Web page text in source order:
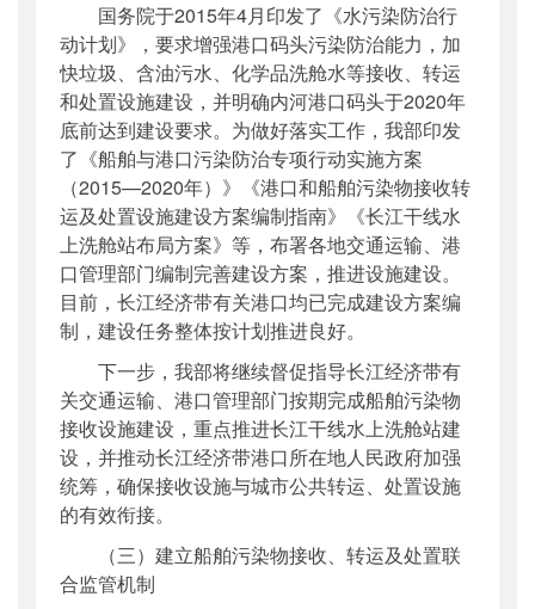
国务院于2015年4月印发了《水污染防治行
动计划》，要求增强港口码头污染防治能力，加
快垃圾、含油污水、化学品洗舱水等接收、转运
和处置设施建设，并明确内河港口码头于2020年
底前达到建设要求。为做好落实工作，我部印发
了《船舶与港口污染防治专项行动实施方案
（2015—2020年）》《港口和船舶污染物接收转
运及处置设施建设方案编制指南》《长江干线水
上洗舱站布局方案》等，布署各地交通运输、港
口管理部门编制完善建设方案，推进设施建设。
目前，长江经济带有关港口均已完成建设方案编
制，建设任务整体按计划推进良好。
下一步，我部将继续督促指导长江经济带有
关交通运输、港口管理部门按期完成船舶污染物
接收设施建设，重点推进长江干线水上洗舱站建
设，并推动长江经济带港口所在地人民政府加强
统筹，确保接收设施与城市公共转运、处置设施
的有效衔接。
（三）建立船舶污染物接收、转运及处置联
合监管机制